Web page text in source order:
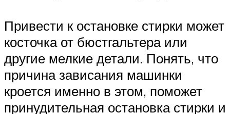
Привести к остановке стирки может
косточка от бюстгальтера или
другие мелкие детали. Понять, что
причина зависания машинки
кроется именно в этом, поможет
принудительная остановка стирки и